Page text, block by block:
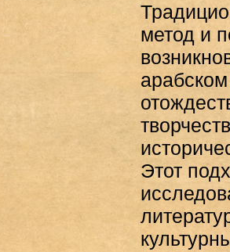
метод и
Этот